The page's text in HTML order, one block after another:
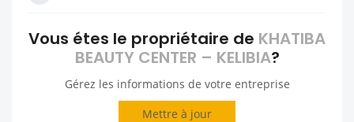
Vous étes le propriétaire de KHATIBA
BEAUTY CENTER – KELIBIA?
Gérez les informations de votre entreprise
Mettre à jour